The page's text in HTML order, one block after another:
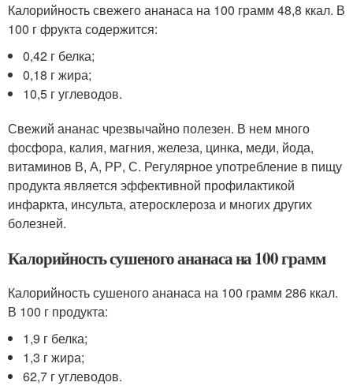
Калорийность свежего ананаса на 100 грамм 48,8 ккал. В
100 г фрукта содержится:
0,42 г белка;
0,18 г жира;
10,5 г углеводов.
Свежий ананас чрезвычайно полезен. В нем много
фосфора, калия, магния, железа, цинка, меди, йода,
витаминов В, А, РР, С. Регулярное употребление в пищу
продукта является эффективной профилактикой
инфаркта, инсульта, атеросклероза и многих других
болезней.
Калорийность сушеного ананаса на 100 грамм
Калорийность сушеного ананаса на 100 грамм 286 ккал.
В 100 г продукта:
1,9 г белка;
1,3 г жира;
62,7 г углеводов.